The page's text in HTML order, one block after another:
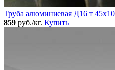
Труба алюминиевая Д16 т 45х10
859 руб./кг. Купить